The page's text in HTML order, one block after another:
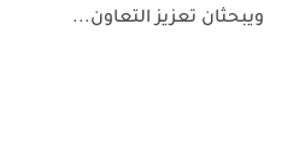
ويبحثان تعزيز التعاون...